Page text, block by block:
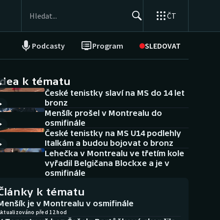
ČT
Podcasty Program SLEDOVAT
NEPŘEHLÉDNĚTE
Historické návraty
Aplikace ČT sport
AZ kvíz
k tématu
České tenistky slaví na MS do 14 let
bronz
Menšík prošel v Montrealu do
osmifinále
České tenistky na MS U14 podlehly
Italkám a budou bojovat o bronz
Lehečka v Montrealu ve třetím kole
vyřadil Belgičana Blockxe a je v
osmifinále
k tématu
je v Montrealu v osmifinále
před 12 hod